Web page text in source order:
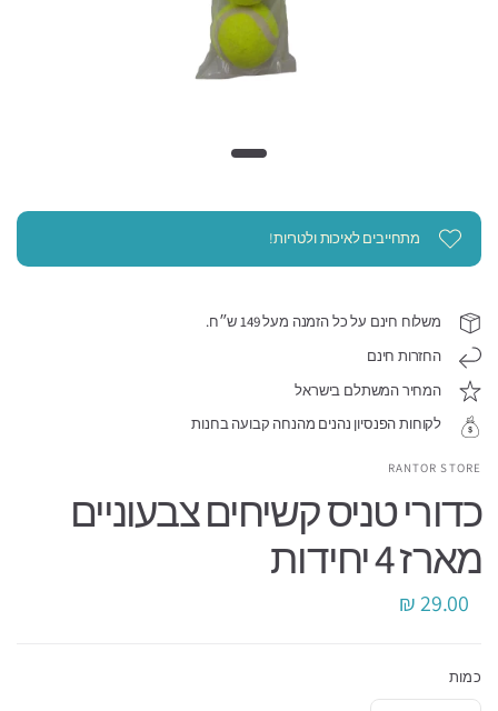
מתחייבים לאיכות ולטריות!
משלוח חינם על כל הזמנה מעל 149 ש״ח.
החזרות חינם
המחיר המשתלם בישראל
לקוחות הפנסיון נהנים מהנחה קבועה בחנות
RANTOR STORE
כדורי טניס קשיחים צבעוניים
מארז 4 יחידות
29.00 ₪
כמות